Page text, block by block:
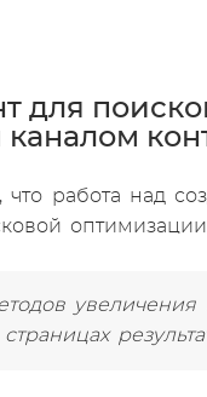
для
что работа над
оптимизации